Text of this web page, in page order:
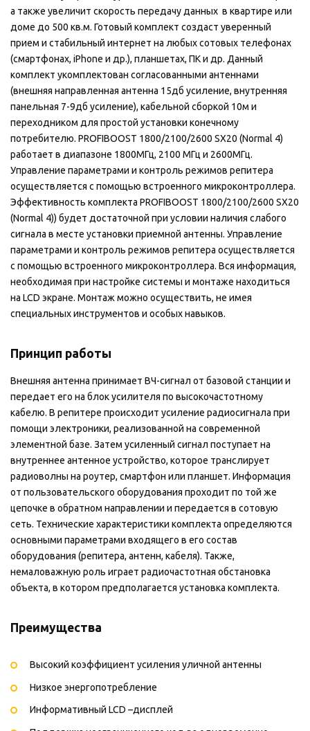
а также увеличит скорость передачу данных в квартире или
доме до 500 кв.м. Готовый комплект создаст уверенный
прием и стабильный интернет на любых сотовых телефонах
(смартфонах, iPhone и др.), планшетах, ПК и др. Данный
комплект укомплектован согласованными антеннами
(внешняя направленная антенна 15дб усиление, внутренняя
панельная 7-9дб усиление), кабельной сборкой 10м и
переходником для простой установки конечному
потребителю. PROFIBOOST 1800/2100/2600 SX20 (Normal 4)
работает в диапазоне 1800МГц, 2100 МГц и 2600МГц.
Управление параметрами и контроль режимов репитера
осуществляется с помощью встроенного микроконтроллера.
Эффективность комплекта PROFIBOOST 1800/2100/2600 SX20
(Normal 4)) будет достаточной при условии наличия слабого
сигнала в месте установки приемной антенны. Управление
параметрами и контроль режимов репитера осуществляется
с помощью встроенного микроконтроллера. Вся информация,
необходимая при настройке системы и монтаже находиться
на LCD экране. Монтаж можно осуществить, не имея
специальных инструментов и особых навыков.
Принцип работы
Внешняя антенна принимает ВЧ-сигнал от базовой станции и
передает его на блок усилителя по высокочастотному
кабелю. В репитере происходит усиление радиосигнала при
помощи электроники, реализованной на современной
элементной базе. Затем усиленный сигнал поступает на
внутреннее антенное устройство, которое транслирует
радиоволны на роутер, смартфон или планшет. Информация
от пользовательского оборудования проходит по той же
цепочке в обратном направлении и передается в сотовую
сеть. Технические характеристики комплекта определяются
основными параметрами входящего в его состав
оборудования (репитера, антенн, кабеля). Также,
немаловажную роль играет радиочастотная обстановка
объекта, в котором предполагается установка комплекта.
Преимущества
Высокий коэффициент усиления уличной антенны
Низкое энергопотребление
Информативный LCD –дисплей